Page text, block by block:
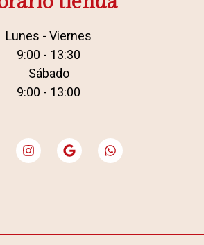
Lunes - Viernes
9:00 - 13:30
Sábado
9:00 - 13:00